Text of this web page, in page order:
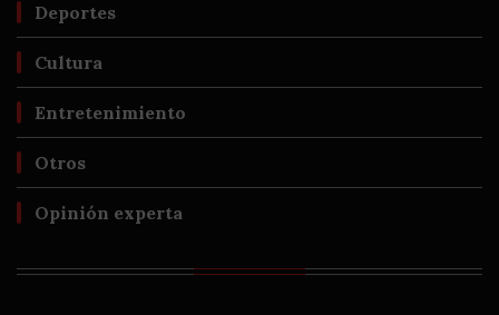
Deportes
Cultura
Entretenimiento
Otros
Opinión experta